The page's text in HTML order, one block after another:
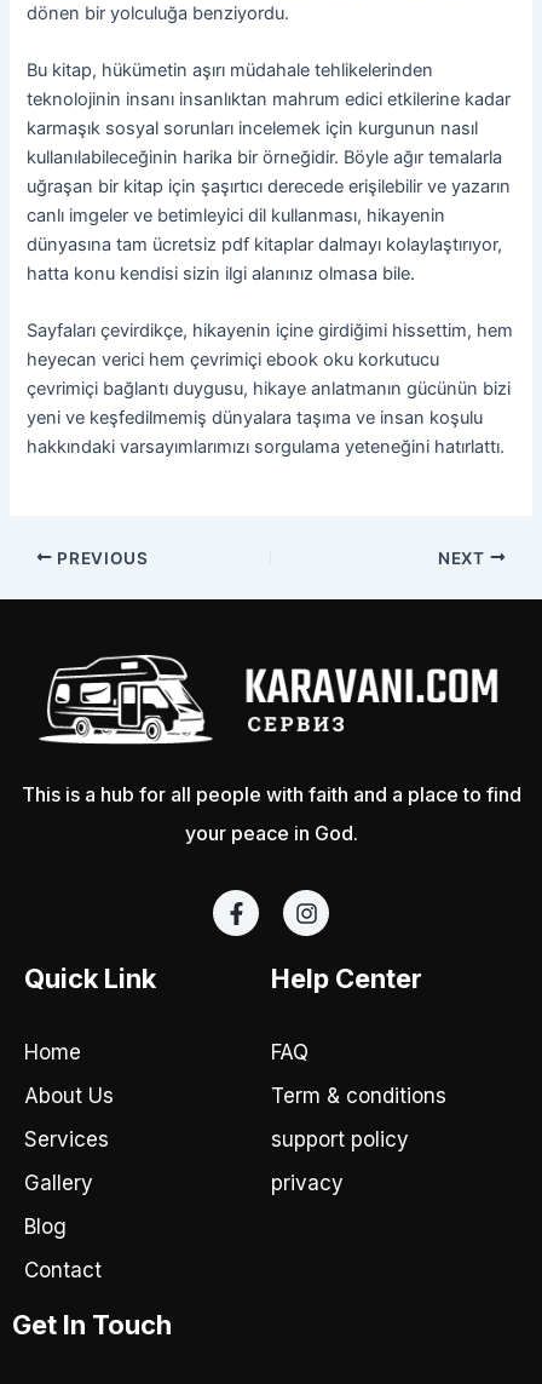
dönen bir yolculuğa benziyordu.
Bu kitap, hükümetin aşırı müdahale tehlikelerinden
teknolojinin insanı insanlıktan mahrum edici etkilerine kadar
karmaşık sosyal sorunları incelemek için kurgunun nasıl
kullanılabileceğinin harika bir örneğidir. Böyle ağır temalarla
uğraşan bir kitap için şaşırtıcı derecede erişilebilir ve yazarın
canlı imgeler ve betimleyici dil kullanması, hikayenin
dünyasına tam ücretsiz pdf kitaplar dalmayı kolaylaştırıyor,
hatta konu kendisi sizin ilgi alanınız olmasa bile.
Sayfaları çevirdikçe, hikayenin içine girdiğimi hissettim, hem
heyecan verici hem çevrimiçi ebook oku korkutucu
çevrimiçi bağlantı duygusu, hikaye anlatmanın gücünün bizi
yeni ve keşfedilmemiş dünyalara taşıma ve insan koşulu
hakkındaki varsayımlarımızı sorgulama yeteneğini hatırlattı.
PREVIOUS NEXT
This is a hub for all people with faith and a place to find
your peace in God.
F
a
I
n
t
a
r
a
m
Quick Link
Home
About Us
Services
Gallery
Blog
Contact
Help Center
FAQ
Term & conditions
support policy
privacy
Get In Touch